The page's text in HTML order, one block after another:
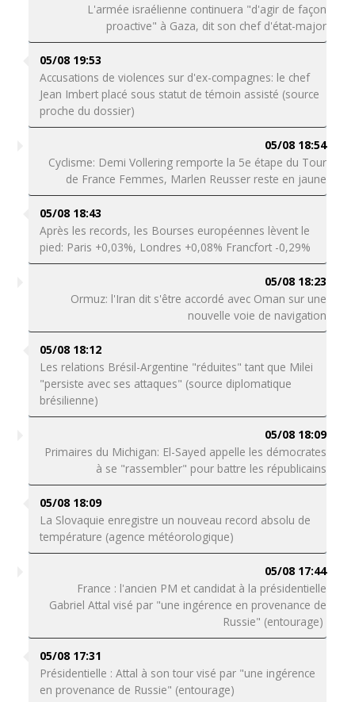
L'armée israélienne continuera "d'agir de façon
proactive" à Gaza, dit son chef d'état-major
05/08 19:53
Accusations de violences sur d'ex-compagnes: le chef
Jean Imbert placé sous statut de témoin assisté (source
proche du dossier)
05/08 18:54
Cyclisme: Demi Vollering remporte la 5e étape du Tour
de France Femmes, Marlen Reusser reste en jaune
05/08 18:43
Après les records, les Bourses européennes lèvent le
pied: Paris +0,03%, Londres +0,08% Francfort -0,29%
05/08 18:23
Ormuz: l'Iran dit s'être accordé avec Oman sur une
nouvelle voie de navigation
05/08 18:12
Les relations Brésil-Argentine "réduites" tant que Milei
"persiste avec ses attaques" (source diplomatique
brésilienne)
05/08 18:09
Primaires du Michigan: El-Sayed appelle les démocrates
à se "rassembler" pour battre les républicains
05/08 18:09
La Slovaquie enregistre un nouveau record absolu de
température (agence météorologique)
05/08 17:44
France : l'ancien PM et candidat à la présidentielle
Gabriel Attal visé par "une ingérence en provenance de
Russie" (entourage)
05/08 17:31
Présidentielle : Attal à son tour visé par "une ingérence
en provenance de Russie" (entourage)